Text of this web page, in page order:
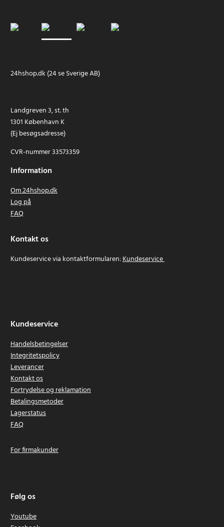
24hshop.dk (24 se Sverige AB)
Landgreven 3, st. th
1301 København K
(Ej besøgsadresse)
CVR-nummer 33573359
Information
Om 24hshop.dk
Log på
FAQ
Kontakt os
Kundeservice via kontaktformularen:Kundeservice
Kundeservice
Handelsbetingelser
Integritetspolicy
Leverancer
Kontakt os
Fortrydelse og reklamation
Betalingsmetoder
Lagerstatus
FAQ
For firmakunder
Følg os
Youtube